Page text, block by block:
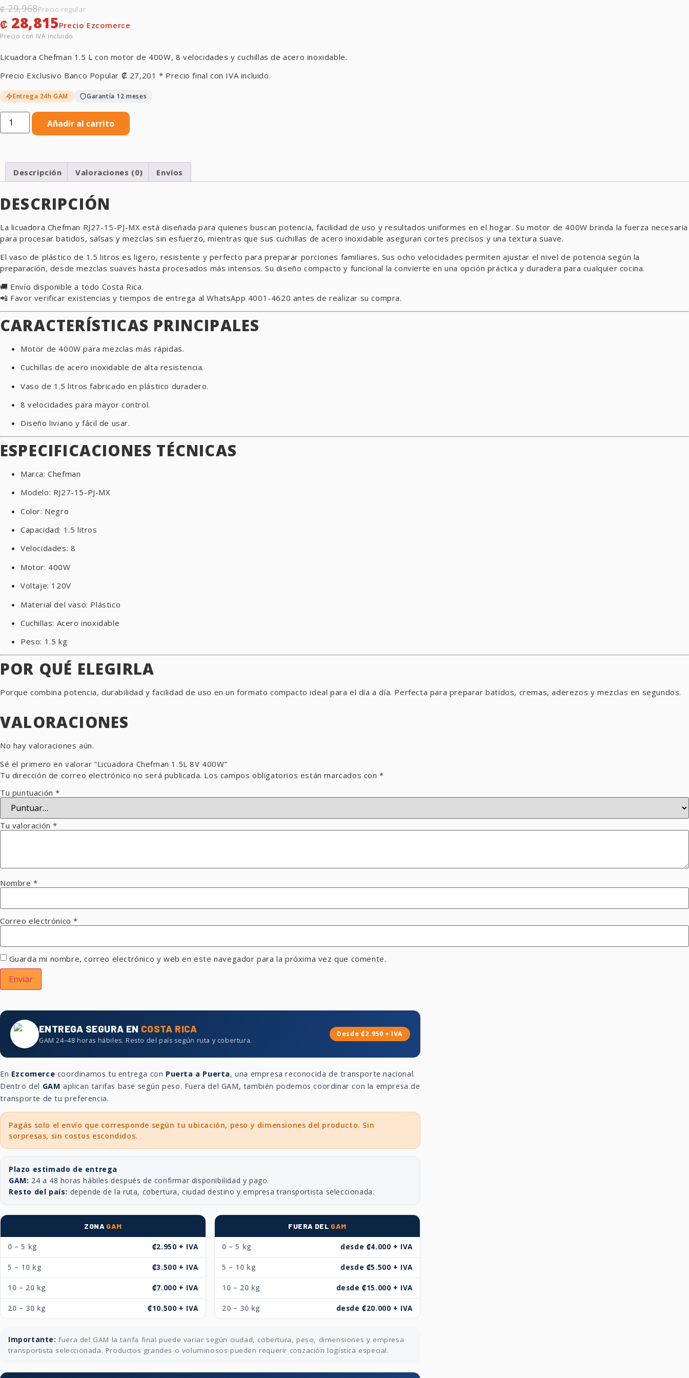
₡29,968
₡ 28,815
Licuadora Chefman 1.5 L con motor de 400W, 8 velocidades y cuchillas de acero inoxidable.
Precio Exclusivo Banco Popular ₡ 27,201 * Precio final con IVA incluido.
Entrega 24h GAM Garantía 12 meses
Añadir al carrito
Descripción Valoraciones (0) Envíos
DESCRIPCIÓN
La licuadora Chefman RJ27-15-PJ-MX está diseñada para quienes buscan potencia, facilidad de uso y resultados uniformes en el hogar. Su motor de 400W brinda la fuerza necesaria
para procesar batidos, salsas y mezclas sin esfuerzo, mientras que sus cuchillas de acero inoxidable aseguran cortes precisos y una textura suave.
El vaso de plástico de 1.5 litros es ligero, resistente y perfecto para preparar porciones familiares. Sus ocho velocidades permiten ajustar el nivel de potencia según la
preparación, desde mezclas suaves hasta procesados más intensos. Su diseño compacto y funcional la convierte en una opción práctica y duradera para cualquier cocina.
🚚 Envío disponible a todo Costa Rica.
📲 Favor verificar existencias y tiempos de entrega al WhatsApp 4001-4620 antes de realizar su compra.
CARACTERÍSTICAS PRINCIPALES
Motor de 400W para mezclas más rápidas.
Cuchillas de acero inoxidable de alta resistencia.
Vaso de 1.5 litros fabricado en plástico duradero.
8 velocidades para mayor control.
Diseño liviano y fácil de usar.
ESPECIFICACIONES TÉCNICAS
Marca: Chefman
Modelo: RJ27-15-PJ-MX
Color: Negro
Capacidad: 1.5 litros
Velocidades: 8
Motor: 400W
Voltaje: 120V
Material del vaso: Plástico
Cuchillas: Acero inoxidable
Peso: 1.5 kg
POR QUÉ ELEGIRLA
Porque combina potencia, durabilidad y facilidad de uso en un formato compacto ideal para el día a día. Perfecta para preparar batidos, cremas, aderezos y mezclas en segundos.
VALORACIONES
No hay valoraciones aún.
Sé el primero en valorar “Licuadora Chefman 1.5L 8V 400W”
Tu dirección de correo electrónico no será publicada. Los campos obligatorios están marcados con*
Tu puntuación*
Tu valoración*
Nombre*
Correo electrónico*
Guarda mi nombre, correo electrónico y web en este navegador para la próxima vez que comente.
ENTREGA SEGURA EN COSTA RICA
GAM 24–48 horas hábiles. Resto del país según ruta y cobertura.
Desde ₡2.950 + IVA
En Ezcomerce coordinamos tu entrega con Puerta a Puerta, una empresa reconocida de transporte nacional.
Dentro del GAM aplican tarifas base según peso. Fuera del GAM, también podemos coordinar con la empresa de
transporte de tu preferencia.
Pagás solo el envío que corresponde según tu ubicación, peso y dimensiones del producto. Sin
sorpresas, sin costos escondidos.
Plazo estimado de entrega
GAM: 24 a 48 horas hábiles después de confirmar disponibilidad y pago.
Resto del país: depende de la ruta, cobertura, ciudad destino y empresa transportista seleccionada.
ZONA GAM
0 – 5 kg ₡2.950 + IVA
5 – 10 kg ₡3.500 + IVA
10 – 20 kg ₡7.000 + IVA
20 – 30 kg ₡10.500 + IVA
FUERA DEL GAM
0 – 5 kg desde ₡4.000 + IVA
5 – 10 kg desde ₡5.500 + IVA
10 – 20 kg desde ₡15.000 + IVA
20 – 30 kg desde ₡20.000 + IVA
Importante: fuera del GAM la tarifa final puede variar según ciudad, cobertura, peso, dimensiones y empresa
transportista seleccionada. Productos grandes o voluminosos pueden requerir cotización logística especial.